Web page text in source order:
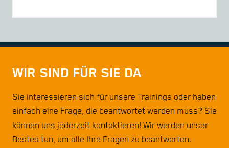
WIR SIND FÜR SIE DA
Sie interessieren sich für unsere Trainings oder haben
einfach eine Frage, die beantwortet werden muss? Sie
können uns jederzeit kontaktieren! Wir werden unser
Bestes tun, um alle Ihre Fragen zu beantworten.